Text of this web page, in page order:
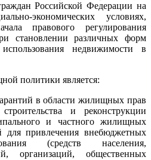
Российской Федерации на
экономических условиях,
правового регулирования
становлении различных форм
недвижимости в
политики является:
в области жилищных прав
и реконструкции
и частного жилищных
для привлечения внебюджетных
(средств населения,
организаций, общественных